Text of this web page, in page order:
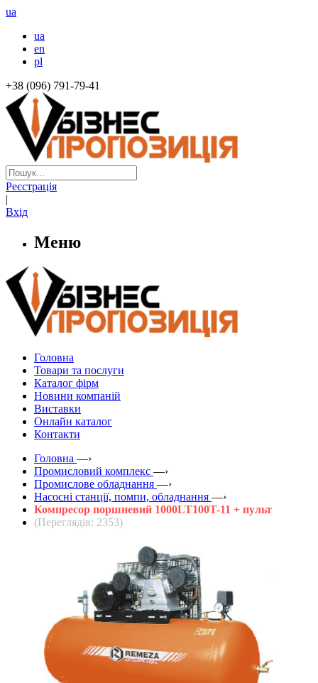
ua
ua
en
pl
+38 (096) 791-79-41
Реєстрація
|
Вхід
Меню
Головна
Товари та послуги
Каталог фірм
Новини компаній
Виставки
Онлайн каталог
Контакти
Головна —›
Промисловий комплекс —›
Промислове обладнання —›
Насосні станції, помпи, обладнання —›
Компресор поршневий 1000LT100T-11 + пульт
(Переглядів: 2353)